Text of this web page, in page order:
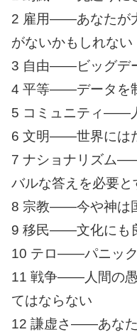
2 雇用――あなたが
がないかもしれない
3 自由――ビッグデ
4 平等――データを
5 コミュニティ――
6 文明――世界には
7 ナショナリズム
バルな答えを必要と
8 宗教――今や神は
9 移民――文化にも
10 テロ――パニッ
11 戦争――人間の愚
てはならない
12 謙虚さ――あな